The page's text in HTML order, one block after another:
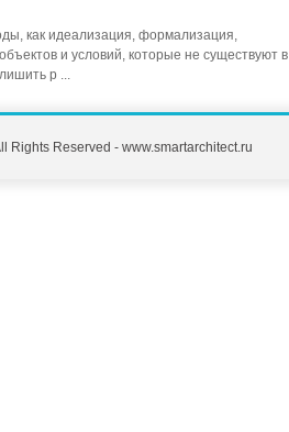
как идеализация, формализация,
и условий, которые не существуют в
р ...
Rights Reserved - www.smartarchitect.ru